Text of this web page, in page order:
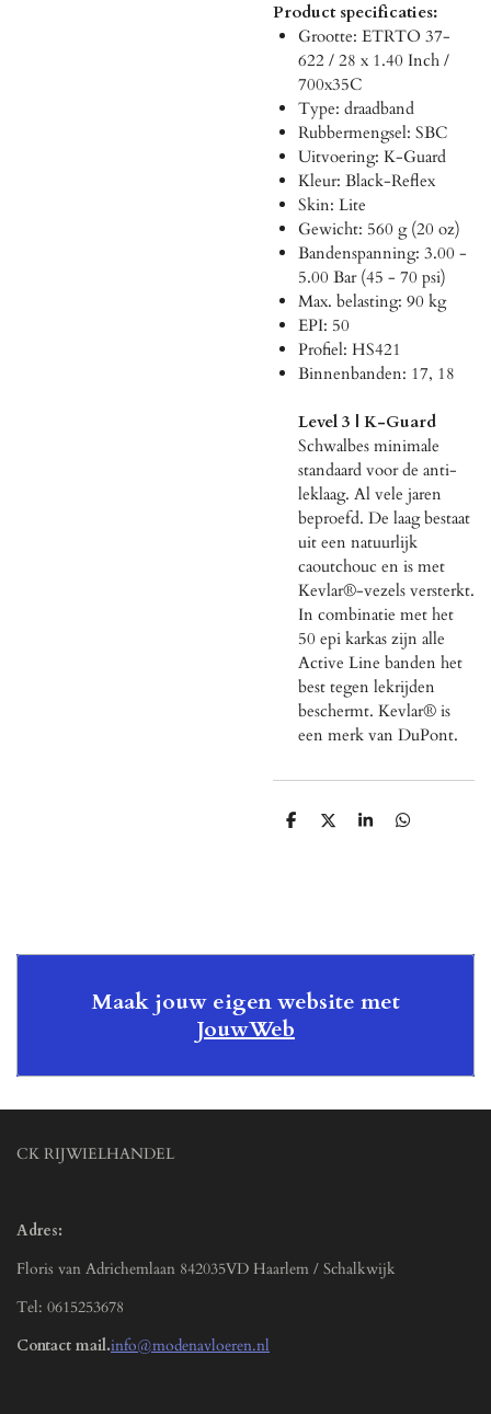
Product specificaties:
Grootte: ETRTO 37-
622 / 28 x 1.40 Inch /
700x35C
Type: draadband
Rubbermengsel: SBC
Uitvoering: K-Guard
Kleur: Black-Reflex
Skin: Lite
Gewicht: 560 g (20 oz)
Bandenspanning: 3.00 -
5.00 Bar (45 - 70 psi)
Max. belasting: 90 kg
EPI: 50
Profiel: HS421
Binnenbanden: 17, 18
Level 3 | K-Guard
Schwalbes minimale
standaard voor de anti-
leklaag. Al vele jaren
beproefd. De laag bestaat
uit een natuurlijk
caoutchouc en is met
Kevlar®-vezels versterkt.
In combinatie met het
50 epi karkas zijn alle
Active Line banden het
best tegen lekrijden
beschermt. Kevlar® is
een merk van DuPont.
D
D
S
D
Maak jouw eigen website met
JouwWeb
CK RIJWIELHANDEL
Adres:
Floris van Adrichemlaan 842035VD Haarlem / Schalkwijk
Tel: 0615253678
Contact mail.info@modenavloeren.nl